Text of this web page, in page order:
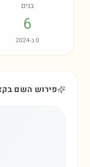
בנים
6
0ב-2024
פירוש השם